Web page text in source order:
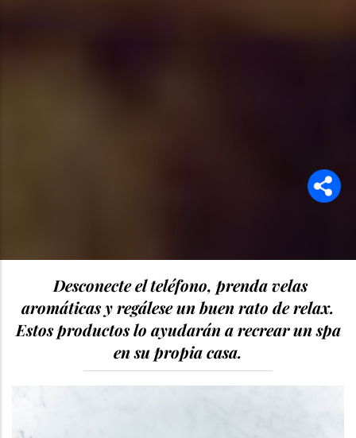
Desconecte el teléfono, prenda velas
aromáticas y regálese un buen rato de relax.
Estos productos lo ayudarán a recrear un spa
en su propia casa.